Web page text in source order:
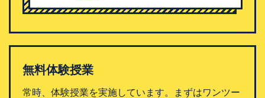
無料体験授業
常時、体験授業を実施しています。まずはワンツー